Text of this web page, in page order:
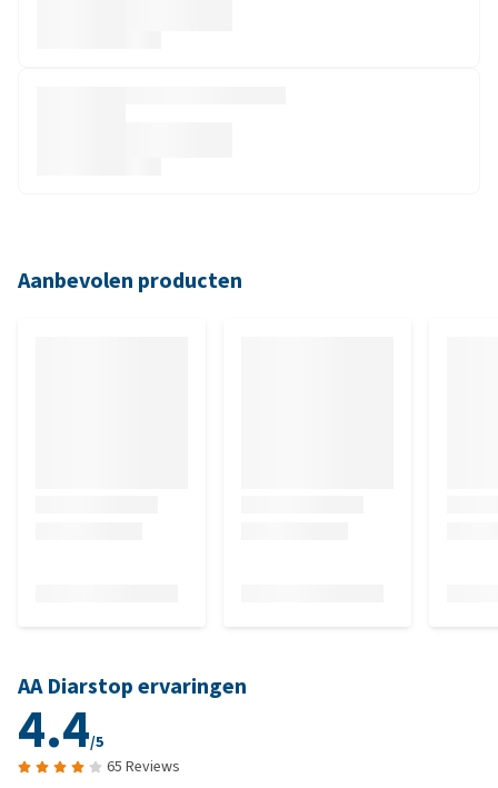
Aanbevolen producten
AA Diarstop ervaringen
4.4/5
65 Reviews